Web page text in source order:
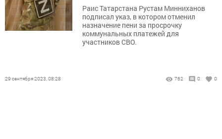
Раис Татарстана Рустам Минниханов
подписал указ, в котором отменил
назначение пени за просрочку
коммунальных платежей для
участников СВО.
29 сентября 2023, 08:28 762 0 0